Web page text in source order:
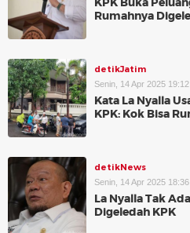
Rumahnya
detikJatim
Senin, 14 Apr 2025
Kata La Nyalla
KPK: Kok Bisa
detikNews
Senin, 14 Apr 2025
La Nyalla Tak
Digeledah KPK